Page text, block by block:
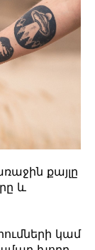
քայլը
և
կամ